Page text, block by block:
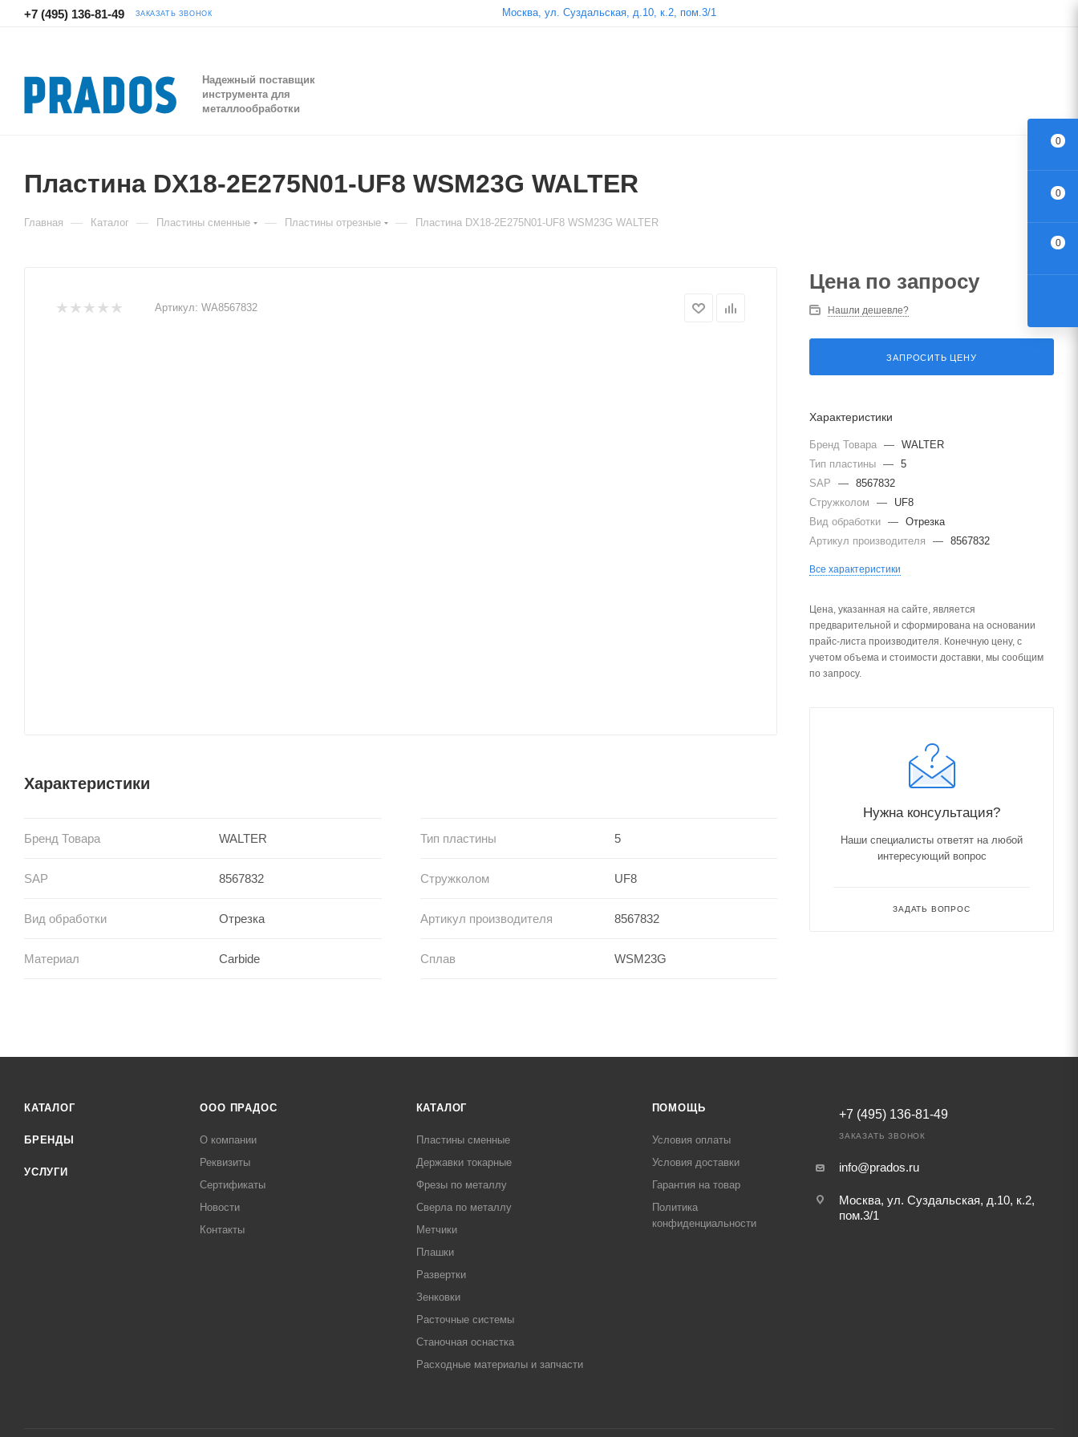
+7 (495) 136-81-49 ЗАКАЗАТЬ ЗВОНОК Москва, ул. Суздальская, д.10, к.2, пом.3/1
Надежный поставщик
инструмента для
металлообработки
Пластина DX18-2E275N01-UF8 WSM23G WALTER
Главная — Каталог — Пластины сменные — Пластины отрезные — Пластина DX18-2E275N01-UF8 WSM23G WALTER
Артикул: WA8567832
Характеристики
Бренд Товара WALTER Тип пластины 5
SAP 8567832 Стружколом UF8
Вид обработки Отрезка Артикул производителя 8567832
Материал Carbide Сплав WSM23G
Цена по запросу
Нашли дешевле?
ЗАПРОСИТЬ ЦЕНУ
Характеристики
Бренд Товара — WALTER
Тип пластины — 5
SAP
— 8567832
Стружколом
—
UF8
Вид обработки — Отрезка
Артикул производителя
— 8567832
Все характеристики
Цена, указанная на сайте, является
предварительной и сформирована на основании
прайс-листа производителя. Конечную цену, с
учетом объема и стоимости доставки, мы сообщим
по запросу.
Нужна консультация?
Наши специалисты ответят на любой
интересующий вопрос
ЗАДАТЬ ВОПРОС
КАТАЛОГ
БРЕНДЫ
УСЛУГИ
ООО ПРАДОС
О компании
Реквизиты
Сертификаты
Новости
Контакты
КАТАЛОГ
Пластины сменные
Державки токарные
Фрезы по металлу
Сверла по металлу
Метчики
Плашки
Развертки
Зенковки
Расточные системы
Станочная оснастка
Расходные материалы и запчасти
ПОМОЩЬ
Условия оплаты
Условия доставки
Гарантия на товар
Политика
конфиденциальности
+7 (495) 136-81-49
ЗАКАЗАТЬ ЗВОНОК
info@prados.ru
Москва, ул. Суздальская, д.10, к.2,
пом.3/1
0
0
0